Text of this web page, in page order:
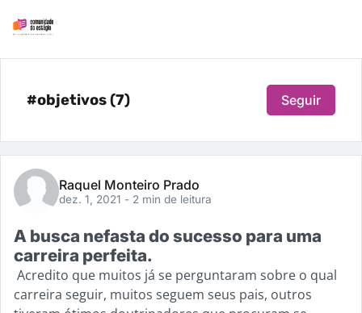
#objetivos (7) Seguir
Raquel Monteiro Prado
dez. 1, 2021 - 2 min de leitura
A busca nefasta do sucesso para uma
carreira perfeita.
Acredito que muitos já se perguntaram sobre o qual
carreira seguir, muitos seguem seus pais, outros